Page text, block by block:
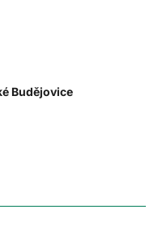
Budějovice